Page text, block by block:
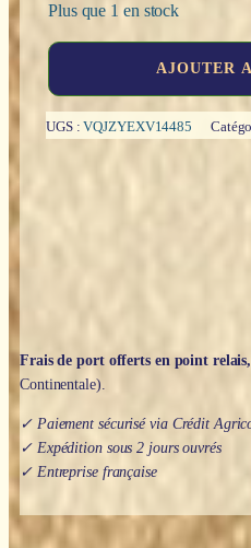
Plus que 1 en stock
encens
bâton/cône
AJOUTER
UGS :VQJZYEXV14485
Frais de port offerts en point
Continentale).
✓ Paiement sécurisé via Crédit
✓ Expédition sous 2 jours ouvrés
✓ Entreprise française